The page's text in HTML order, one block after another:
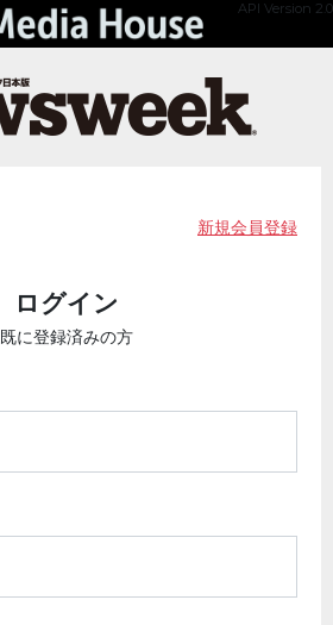
API Version 2.0
新規会員登録
ログイン
既に登録済みの方